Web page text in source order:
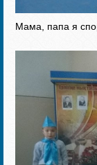
Мама, папа я